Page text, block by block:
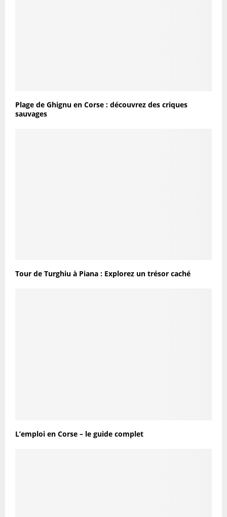
Plage de Ghignu en Corse : découvrez des criques
sauvages
Tour de Turghiu à Piana : Explorez un trésor caché
L’emploi en Corse – le guide complet